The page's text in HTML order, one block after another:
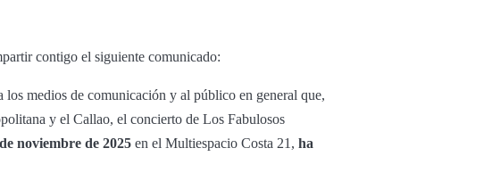
contigo el siguiente comunicado:
medios de comunicación y al público en general que,
y el Callao, el concierto de Los Fabulosos
noviembre de 2025 en el Multiespacio Costa 21, ha